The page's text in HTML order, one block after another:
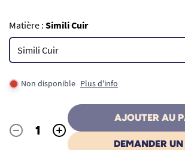
Matière : Simili Cuir
Non disponible Plus d'info
Quantité
- +
AJOUTER AU
DEMANDER